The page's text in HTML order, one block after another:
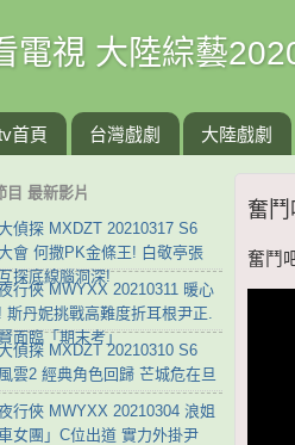
電視 大陸綜藝
首頁 台灣戲劇 大陸戲劇
奮
奮鬥
目 最新影片
偵探 MXDZT 20210317 S6
會 何撒PK金條王! 白敬亭張
探底線腦洞深!
行俠 MWYXX 20210311 暖心
斯丹妮挑戰高難度折耳根尹正.
面臨「期末考」
偵探 MXDZT 20210310 S6
雲2 經典角色回歸 芒城危在旦
行俠 MWYXX 20210304 浪姐
車女團」C位出道 實力外掛尹